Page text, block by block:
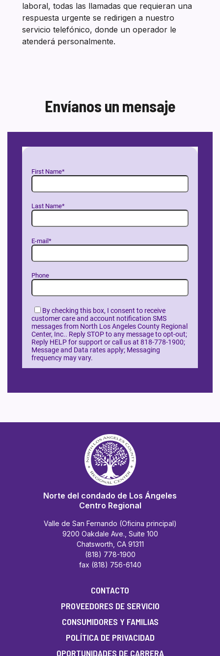
laboral, todas las llamadas que requieran una
respuesta urgente se redirigen a nuestro
servicio telefónico, donde un operador le
atenderá personalmente.
Envíanos un mensaje
Norte del condado de Los Ángeles
Centro Regional
Valle de San Fernando (Oficina principal)
9200 Oakdale Ave., Suite 100
Chatsworth, CA 91311
(818) 778-1900
fax (818) 756-6140
CONTACTO
PROVEEDORES DE SERVICIO
CONSUMIDORES Y FAMILIAS
POLÍTICA DE PRIVACIDAD
OPORTUNIDADES DE CARRERA